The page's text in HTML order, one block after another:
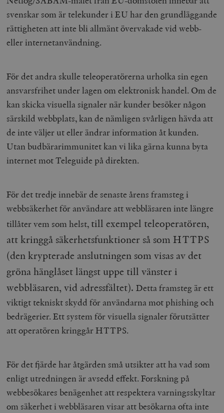
svenskar som är telekunder i EU har den grundläggande
rättigheten att inte bli allmänt övervakade vid webb-
eller internetanvändning.
För det andra skulle teleoperatörerna urholka sin egen
ansvarsfrihet under lagen om elektronisk handel. Om de
kan skicka visuella signaler när kunder besöker någon
särskild webbplats, kan de nämligen svårligen hävda att
de inte väljer ut eller ändrar information åt kunden.
Utan budbärarimmunitet kan vi lika gärna kunna byta
internet mot Teleguide på direkten.
För det tredje innebär de senaste årens framsteg i
webbsäkerhet för användare att webbläsaren inte längre
tillåter vem som helst, till exempel teleoperatören,
att kringgå säkerhetsfunktioner så som HTTPS
(den krypterade anslutningen som visas av det
gröna hänglåset längst uppe till vänster i
webbläsaren, vid adressfältet).Detta framsteg är ett
viktigt tekniskt skydd för användarna mot phishing och
bedrägerier. Ett system för visuella signaler förutsätter
att operatören kringgår HTTPS.
För det fjärde har åtgärden små utsikter att ha vad som
enligt utredningen är avsedd effekt. Forskning på
webbesökares benägenhet att respektera varningsskyltar
om säkerhet i webbläsaren visar att besökarna ofta inte